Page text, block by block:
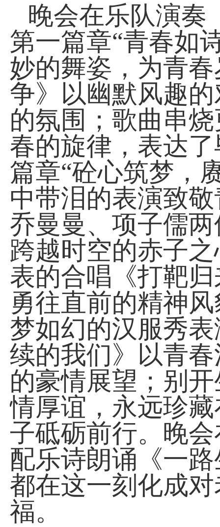
晚会在乐队演奏
第一篇章“青春如
妙的舞姿 ， 为青
争》
以幽默风趣
的氛围；歌曲串
春的旋律，表达
篇章“砼心筑梦 ，
中带泪的表演致
乔曼曼 、 项子儒
跨越时空的赤子
表的合唱《打靶
勇往直前的精神
梦如幻的汉服秀
续的我们》
以青
的豪情展望；别
情厚谊，永远珍
子砥砺前行。晚
配乐诗朗诵《一
都在这一刻化成
福。